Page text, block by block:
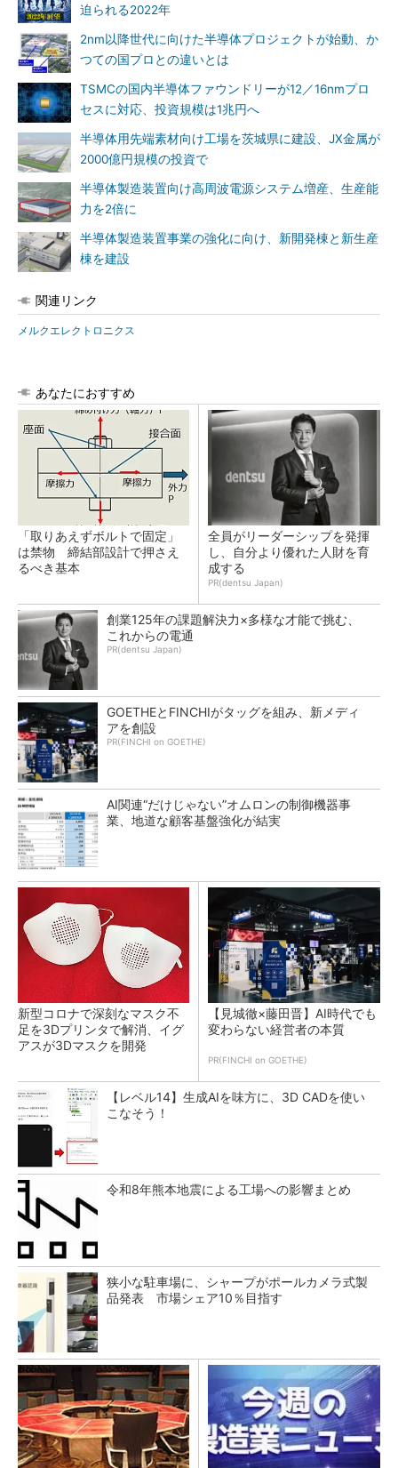
迫られる2022年
2nm以降世代に向けた半導体プロジェクトが始動、か
つての国プロとの違いとは
TSMCの国内半導体ファウンドリーが12／16nmプロ
セスに対応、投資規模は1兆円へ
半導体用先端素材向け工場を茨城県に建設、JX金属が
2000億円規模の投資で
半導体製造装置向け高周波電源システム増産、生産能
力を2倍に
半導体製造装置事業の強化に向け、新開発棟と新生産
棟を建設
関連リンク
メルクエレクトロニクス
あなたにおすすめ
「取りあえずボルトで固定」
は禁物 締結部設計で押さえ
るべき基本
全員がリーダーシップを発揮
し、自分より優れた人財を育
成する
PR(dentsu Japan)
創業125年の課題解決力×多様な才能で挑む、
これからの電通
PR(dentsu Japan)
GOETHEとFINCHIがタッグを組み、新メディ
アを創設
PR(FINCHI on GOETHE)
AI関連“だけじゃない”オムロンの制御機器事
業、地道な顧客基盤強化が結実
新型コロナで深刻なマスク不
足を3Dプリンタで解消、イグ
アスが3Dマスクを開発
【見城徹×藤田晋】AI時代でも
変わらない経営者の本質
PR(FINCHI on GOETHE)
【レベル14】生成AIを味方に、3D CADを使い
こなそう！
令和8年熊本地震による工場への影響まとめ
狭小な駐車場に、シャープがポールカメラ式製
品発表 市場シェア10％目指す